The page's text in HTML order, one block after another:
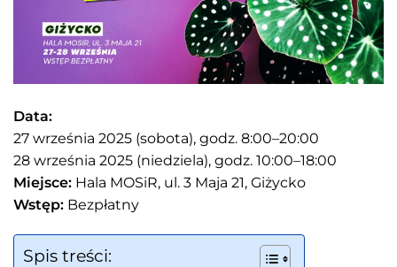
Data:
27 września 2025 (sobota), godz. 8:00–20:00
28 września 2025 (niedziela), godz. 10:00–18:00
Miejsce: Hala MOSiR, ul. 3 Maja 21, Giżycko
Wstęp: Bezpłatny
Spis treści: